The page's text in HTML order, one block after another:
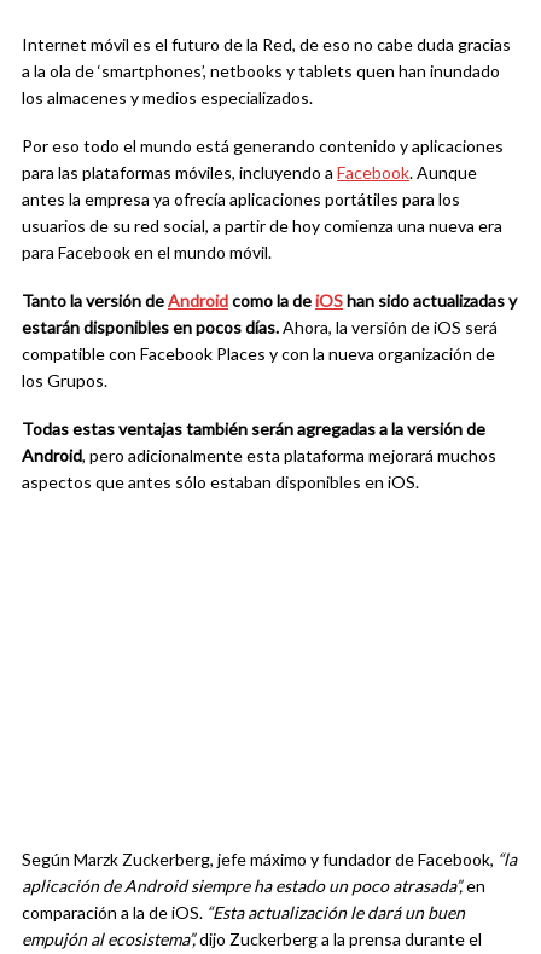
Internet móvil es el futuro de la Red, de eso no cabe duda gracias
a la ola de ‘smartphones’, netbooks y tablets quen han inundado
los almacenes y medios especializados.
Por eso todo el mundo está generando contenido y aplicaciones
para las plataformas móviles, incluyendo a Facebook. Aunque
antes la empresa ya ofrecía aplicaciones portátiles para los
usuarios de su red social, a partir de hoy comienza una nueva era
para Facebook en el mundo móvil.
Tanto la versión deAndroidcomo la deiOShan sido actualizadas y
estarán disponibles en pocos días.Ahora, la versión de iOS será
compatible con Facebook Places y con la nueva organización de
los Grupos.
Todas estas ventajas también serán agregadas a la versión de
Android, pero adicionalmente esta plataforma mejorará muchos
aspectos que antes sólo estaban disponibles en iOS.
Según Marzk Zuckerberg, jefe máximo y fundador de Facebook, “la
aplicación de Android siempre ha estado un poco atrasada”,en
comparación a la de iOS. “Esta actualización le dará un buen
empujón al ecosistema”,dijo Zuckerberg a la prensa durante el